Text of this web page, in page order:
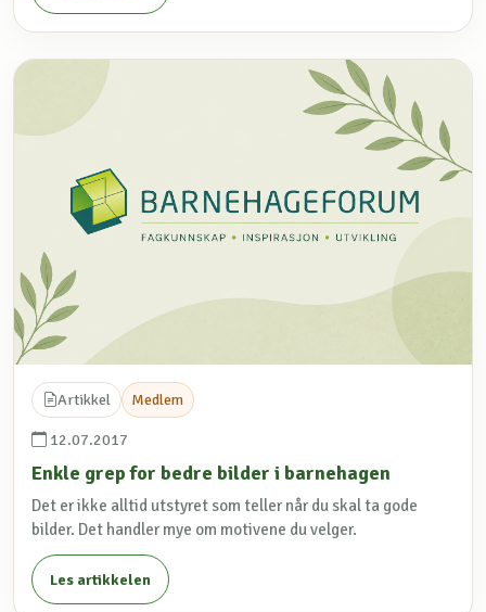
Artikkel Medlem
12.07.2017
Enkle grep for bedre bilder i barnehagen
Det er ikke alltid utstyret som teller når du skal ta gode
bilder. Det handler mye om motivene du velger.
Les artikkelen